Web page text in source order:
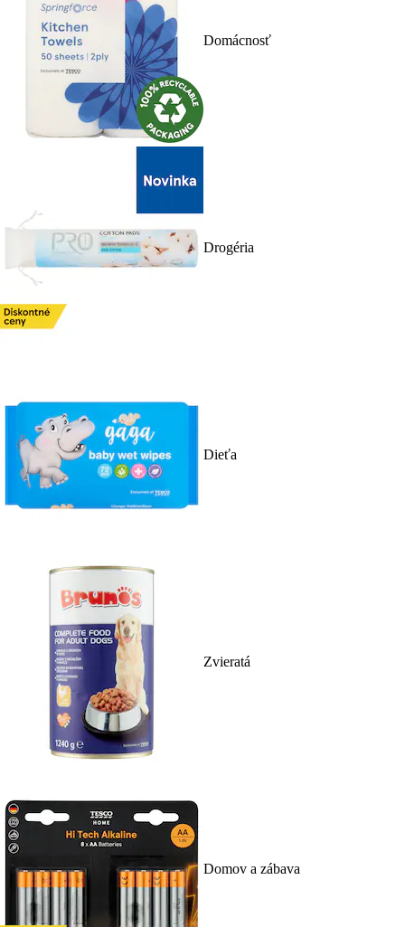
Domácnosť
Drogéria
Dieťa
Zvieratá
Domov a zábava